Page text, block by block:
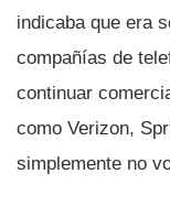
indicaba que era
compañí­as de
continuar
como Verizon,
simplemente no